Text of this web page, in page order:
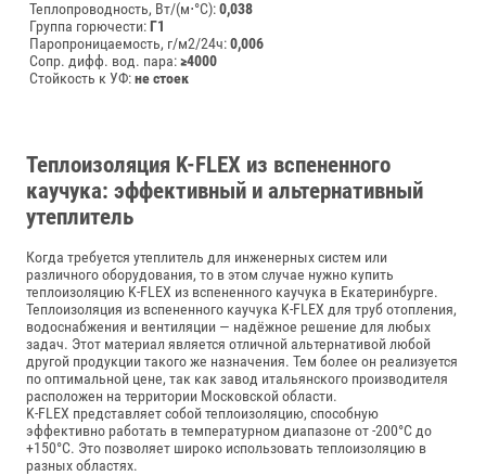
Теплопроводность, Вт/(м⋅°С):0,038
Группа горючести:Г1
Паропроницаемость, г/м2/24ч:0,006
Сопр. дифф. вод. пара:≥4000
Стойкость к УФ:не стоек
Теплоизоляция K-FLEX из вспененного
каучука: эффективный и альтернативный
утеплитель
Когда требуется утеплитель для инженерных систем или
различного оборудования, то в этом случае нужно купить
теплоизоляцию K-FLEX из вспененного каучука в Екатеринбурге.
Теплоизоляция из вспененного каучука K‑FLEX для труб отопления,
водоснабжения и вентиляции — надёжное решение для любых
задач. Этот материал является отличной альтернативой любой
другой продукции такого же назначения. Тем более он реализуется
по оптимальной цене, так как завод итальянского производителя
расположен на территории Московской области.
K-FLEX представляет собой теплоизоляцию, способную
эффективно работать в температурном диапазоне от -200°C до
+150°C. Это позволяет широко использовать теплоизоляцию в
разных областях.